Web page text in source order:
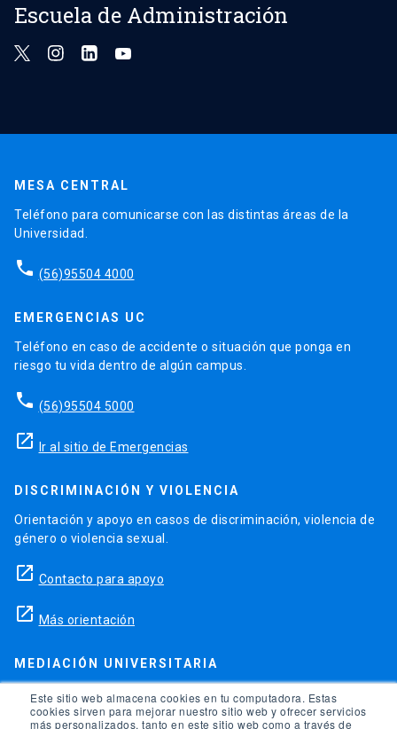
Este sitio web almacena cookies en tu computadora. Estas
cookies sirven para mejorar nuestro sitio web y ofrecer servicios
más personalizados, tanto en este sitio web como a través de
Escuela de Administración
MESA CENTRAL
Teléfono para comunicarse con las distintas áreas de la
Universidad.
phone (56)95504 4000
EMERGENCIAS UC
Teléfono en caso de accidente o situación que ponga en
riesgo tu vida dentro de algún campus.
phone (56)95504 5000
launch Ir al sitio de Emergencias
DISCRIMINACIÓN Y VIOLENCIA
Orientación y apoyo en casos de discriminación, violencia de
género o violencia sexual.
launch Contacto para apoyo
launch Más orientación
MEDIACIÓN UNIVERSITARIA
Teléfonos para orientación y consejo si se ha vulnerado
alguno de tus derechos en la universidad.